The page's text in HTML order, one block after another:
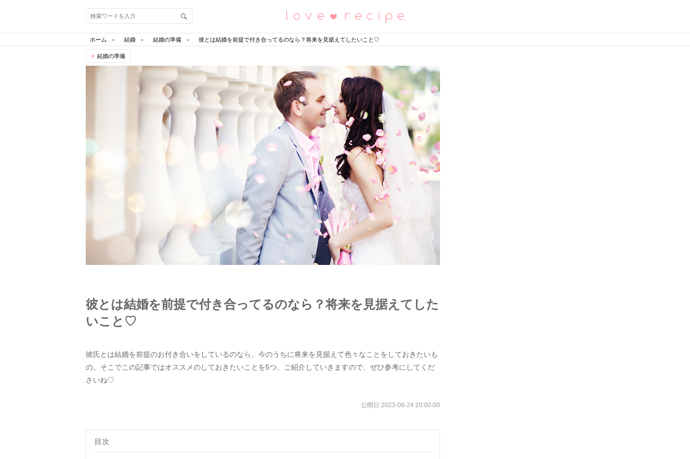
恋愛レシピ
ホーム 結婚 結婚の準備 彼とは結婚を前提で付き合ってるのなら？将来を見据えてしたいこと♡
結婚の準備
彼とは結婚を前提で付き合ってるのなら？将来を見据えてした
いこと♡
彼氏とは結婚を前提のお付き合いをしているのなら、今のうちに将来を見据えて色々なことをしておきたいも
の。そこでこの記事ではオススメのしておきたいことを5つ、ご紹介していきますので、ぜひ参考にしてくだ
さいね♡
公開日:2023-08-24 20:00:00
目次